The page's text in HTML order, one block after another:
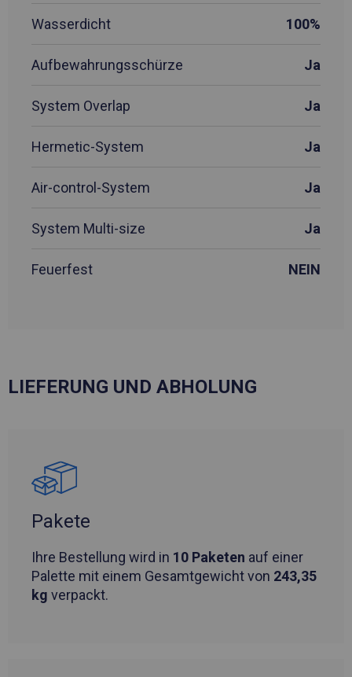
Wasserdicht 100%
Aufbewahrungsschürze Ja
System Overlap Ja
Hermetic-System Ja
Air-control-System Ja
System Multi-size Ja
Feuerfest NEIN
LIEFERUNG UND ABHOLUNG
Pakete
Ihre Bestellung wird in 10 Paketen auf einer
Palette mit einem Gesamtgewicht von 243,35
kg verpackt.